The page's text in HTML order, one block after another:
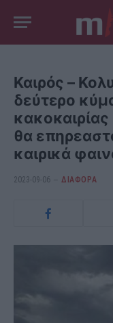
Καιρός –
δεύτερο
κακοκαιρίας
θα
καιρικά
2023-09-06 ΔΙΆΦΟΡΑ